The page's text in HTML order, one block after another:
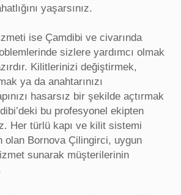
yaşarsınız.
ise Çamdibi ve civarında
sizlere yardımcı olmak
Kilitlerinizi değiştirmek,
ya da anahtarınızı
hasarsız bir şekilde açtırmak
bu profesyonel ekipten
Her türlü kapı ve kilit sistemi
olan Bornova Çilingirci, uygun
sunarak müşterilerinin